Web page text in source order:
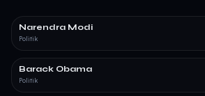
Narendra Modi
Politik
Barack Obama
Politik